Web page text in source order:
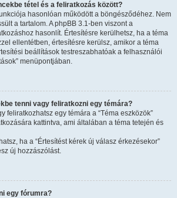
tétel és a feliratkozás között?
hasonlóan működött a böngésződéhez. Nem
a tartalom. A phpBB 3.1-ben viszont a
hasonlít. Értesítésre kerülhetsz, ha a téma
ellentétben, értesítésre kerülsz, amikor a téma
beállítások testreszabhatóak a felhasználói
menüpontjában.
tenni vagy feliratkozni egy témára?
feliratkozhatsz egy témára a “Téma eszközök”
kattintva, ami általában a téma tetején és
ha a “Értesítést kérek új válasz érkezésekor”
új hozzászólást.
egy fórumra?